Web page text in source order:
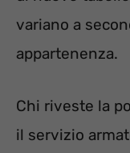
variano a
appartenenza.
Chi riveste la
il servizio